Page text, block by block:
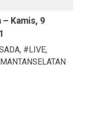
– Kamis, 9
, #LIVE,